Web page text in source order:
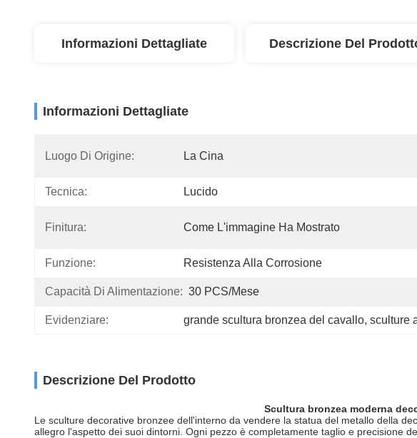
Informazioni Dettagliate Descrizione Del
Informazioni Dettagliate
Luogo Di Origine: La Cina
Tecnica: Lucido
Finitura: Come L'immagine Ha Mostrato
Funzione: Resistenza Alla Corrosione
Capacità Di Alimentazione: 30 PCS/mese
Evidenziare: grande scultura bronzea del cavallo, sculture
Descrizione Del Prodotto
Scultura bronzea moderna
Le sculture decorative bronzee dell'interno da vendere la statua del metallo della
allegro l'aspetto dei suoi dintorni. Ogni pezzo è completamente taglio e precisione